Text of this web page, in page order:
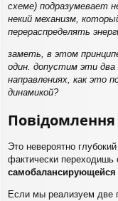
схеме) подразумевает
некий механизм,
перераспределять
заметь, в этом
один. допустим эти
направлениях, как это
динамикой?
Это невероятно
фактически переходишь
самобалансирующейся
Если мы реализуем две